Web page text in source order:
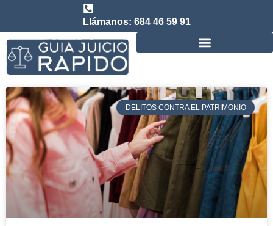
Llámanos: 684 46 59 91
DELITOS CONTRA EL PATRIMONIO